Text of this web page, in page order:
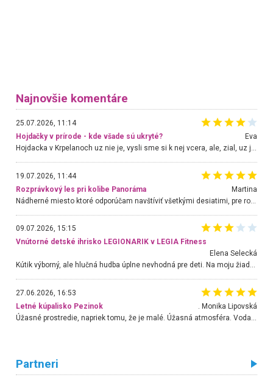
Najnovšie komentáre
25.07.2026, 11:14
Hojdačky v prírode - kde všade sú ukryté?
Eva
Hojdacka v Krpelanoch uz nie je, vysli sme si k nej vcera, ale, zial, uz je znicena. Ak sem planujete cestu len kvoli hojdacke, mozete si ju usetrit. Krasny vyhlad je tu vsak aj bez hojdacky :-)
19.07.2026, 11:44
Rozprávkový les pri kolibe Panoráma
Martina
Nádherné miesto ktoré odporúčam navštíviť všetkými desiatimi, pre rodiny s deťmi, dôchodcom... Proste a jednoducho ozaj rozprávkový les.. určite ešte prídeme. Odniesli sme si na pamiatku krásne tričká,
09.07.2026, 15:15
Vnútorné detské ihrisko LEGIONARIK v LEGIA Fitness
Elena Selecká
Kútik výborný, ale hlučná hudba úplne nevhodná pre deti. Na moju žiadosť o aspoň sušenie nereagovali.
27.06.2026, 16:53
Letné kúpalisko Pezinok
. Monika Lipovská
Úžasné prostredie, napriek tomu, že je malé. Úžasná atmosféra. Voda fantastická a nádherná. Ľudí je pomerne veľa, ale su mili a ohľaduplní. Je veľmi zaujímavé sledovať, ako dokážu spolu športovať cudzí ľudia a bez ohľadu na vek. Vládne tu pohoda. Vnuka neviem dostať z vody. Ďakujem za krásny deň . Urcite sa sem vrátim. Jediný problém je s parkovaním, ale aj ten sa mi podarilo vyriešiť. Monika Bratislava
Partneri